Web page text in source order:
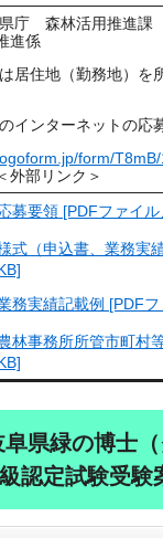
庁 森林活用推進課
進係
居住地（勤務地）を
インターネットの応
form/
外部リンク＞
募要領 [PDFファイ
式（申込書、業務実
務実績記載例 [PDF
林事務所所管市町村
県緑の博士
認定試験受験